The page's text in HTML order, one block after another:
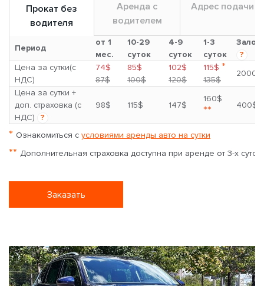
Прокат без
водителя
Аренда с
водителем
Адрес подачи
Период
от 1
мес.
10-29
суток
4-9
суток
1-3
суток
Залог
?
Цена за сутки(с
НДС)
74$
87$
85$
100$
102$
120$
115$ *
135$
2000$
Цена за сутки +
доп. страховка (с
НДС)
?
98$ 115$ 147$
160$
** 400$
* Ознакомиться с условиями аренды авто на сутки
** Дополнительная страховка доступна при аренде от 3-х суток
Заказать